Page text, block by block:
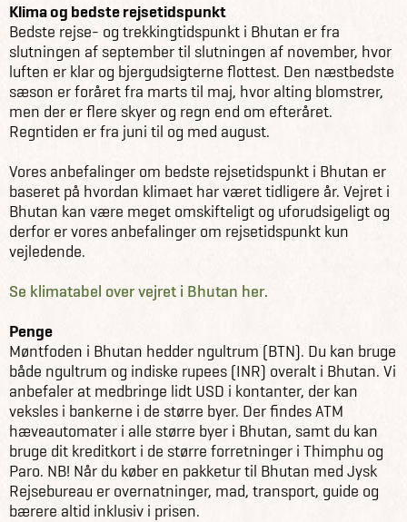
Klima og bedste rejsetidspunkt
Bedste rejse- og trekkingtidspunkt i Bhutan er fra
slutningen af september til slutningen af november, hvor
luften er klar og bjergudsigterne flottest. Den næstbedste
sæson er foråret fra marts til maj, hvor alting blomstrer,
men der er flere skyer og regn end om efteråret.
Regntiden er fra juni til og med august.
Vores anbefalinger om bedste rejsetidspunkt i Bhutan er
baseret på hvordan klimaet har været tidligere år. Vejret i
Bhutan kan være meget omskifteligt og uforudsigeligt og
derfor er vores anbefalinger om rejsetidspunkt kun
vejledende.
Se klimatabel over vejret i Bhutan her.
Penge
Møntfoden i Bhutan hedder ngultrum (BTN). Du kan bruge
både ngultrum og indiske rupees (INR) overalt i Bhutan. Vi
anbefaler at medbringe lidt USD i kontanter, der kan
veksles i bankerne i de større byer. Der findes ATM
hæveautomater i alle større byer i Bhutan, samt du kan
bruge dit kreditkort i de større forretninger i Thimphu og
Paro. NB! Når du køber en pakketur til Bhutan med Jysk
Rejsebureau er overnatninger, mad, transport, guide og
bærere altid inklusiv i prisen.